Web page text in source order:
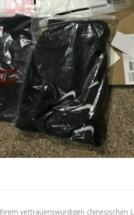
vertrauenswürdigen